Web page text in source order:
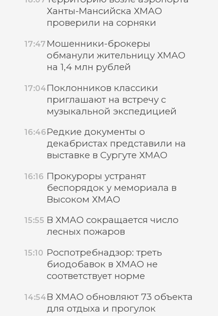
Ханты-Мансийска ХМАО
проверили на сорняки
17:47 Мошенники-брокеры
обманули жительницу ХМАО
на 1,4 млн рублей
17:04Поклонников классики
приглашают на встречу с
музыкальной экспедицией
16:46Редкие документы о
декабристах представили на
выставке в Сургуте ХМАО
16:16 Прокуроры устранят
беспорядок у мемориала в
Высоком ХМАО
15:55 В ХМАО сокращается число
лесных пожаров
15:10 Роспотребнадзор: треть
биодобавок в ХМАО не
соответствует норме
14:54В ХМАО обновляют 73 объекта
для отдыха и прогулок